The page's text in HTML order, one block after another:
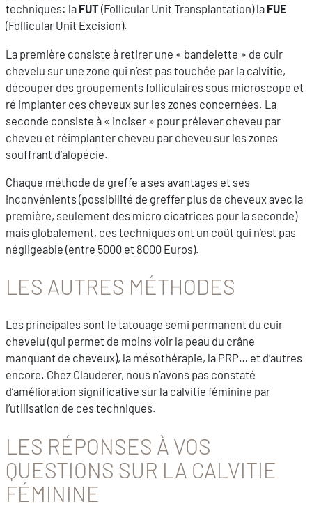
techniques: la FUT(Follicular Unit Transplantation) la FUE
(Follicular Unit Excision).
La première consiste à retirer une « bandelette » de cuir
chevelu sur une zone qui n’est pas touchée par la calvitie,
découper des groupements folliculaires sous microscope et
ré implanter ces cheveux sur les zones concernées. La
seconde consiste à « inciser » pour prélever cheveu par
cheveu et réimplanter cheveu par cheveu sur les zones
souffrant d’alopécie.
Chaque méthode de greffe a ses avantages et ses
inconvénients (possibilité de greffer plus de cheveux avec la
première, seulement des micro cicatrices pour la seconde)
mais globalement, ces techniques ont un coût qui n’est pas
négligeable (entre 5000 et 8000 Euros).
LES AUTRES MÉTHODES
Les principales sont le tatouage semi permanent du cuir
chevelu (qui permet de moins voir la peau du crâne
manquant de cheveux), la mésothérapie, la PRP… et d’autres
encore. Chez Clauderer, nous n’avons pas constaté
d’amélioration significative sur la calvitie féminine par
l’utilisation de ces techniques.
LES RÉPONSES À VOS
QUESTIONS SUR LA CALVITIE
FÉMININE